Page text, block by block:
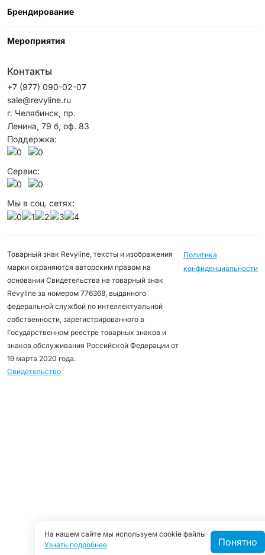
Брендирование
Мероприятия
Контакты
+7 (977) 090-02-07
sale@revyline.ru
г. Челябинск, пр.
Ленина, 79 б, оф. 83
Поддержка:
Сервис:
Мы в соц. сетях:
Товарный знак Revyline, тексты и изображения
марки охраняются авторским правом на
основании Свидетельства на товарный знак
Revyline за номером 776368, выданного
федеральной службой по интеллектуальной
собственности, зарегистрированного в
Государственном реестре товарных знаков и
знаков обслуживания Российской Федерации от
19 марта 2020 года.
Свидетельство
Политика
конфиденциальности
На нашем сайте мы используем cookie файлы
Узнать подробнее
Понятно